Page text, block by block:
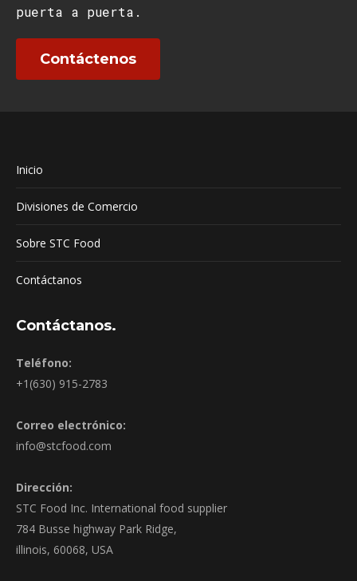
puerta a puerta.
Contáctenos
Inicio
Divisiones de Comercio
Sobre STC Food
Contáctanos
Contáctanos.
Teléfono:
+1(630) 915-2783
Correo electrónico:
info@stcfood.com
Dirección:
STC Food Inc. International food supplier
784 Busse highway Park Ridge,
illinois, 60068, USA